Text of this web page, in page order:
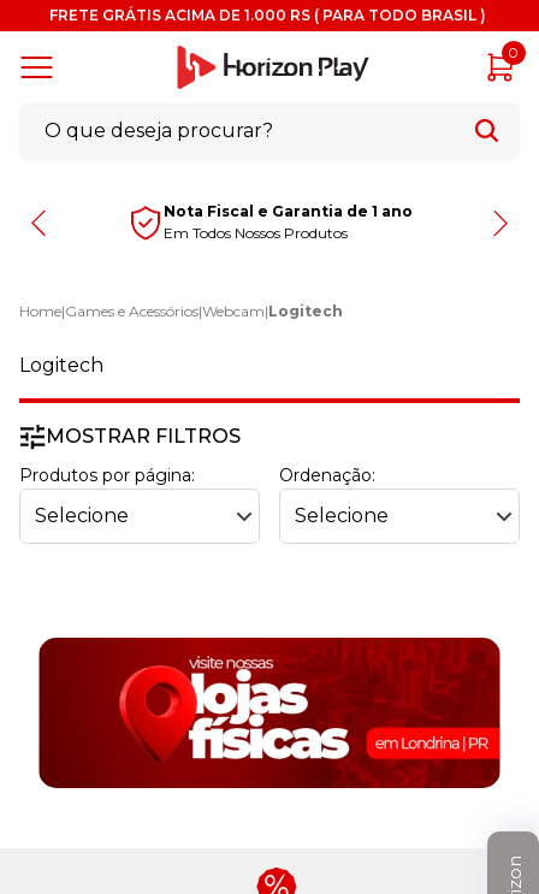
FRETE GRÁTIS ACIMA DE 1.000 RS ( PARA TODO BRASIL )
0
Nota Fiscal e Garantia de 1 ano
Em Todos Nossos Produtos
Home|Games e Acessórios|Webcam|Logitech
Logitech
MOSTRAR FILTROS
Produtos por página: Ordenação: